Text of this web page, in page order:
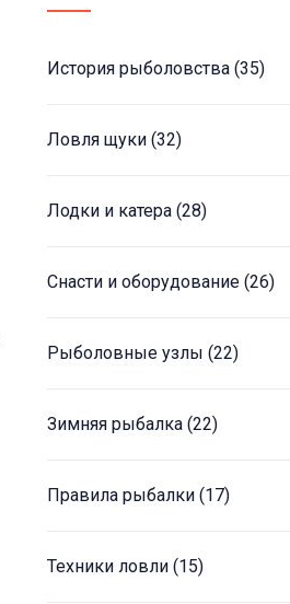
История рыболовства (35)
Ловля щуки (32)
Лодки и катера (28)
Снасти и оборудование (26)
Рыболовные узлы (22)
Зимняя рыбалка (22)
Правила рыбалки (17)
Техники ловли (15)